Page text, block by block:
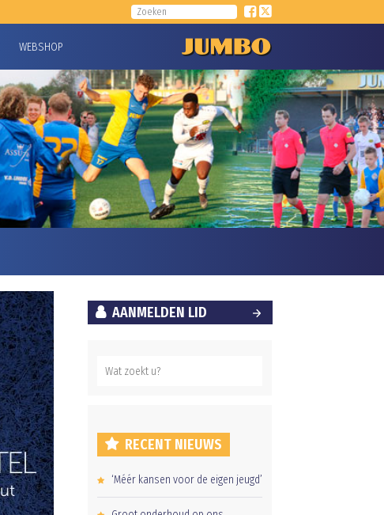
WEBSHOP
AANMELDEN LID
RECENT NIEUWS
‘Méér kansen voor de eigen jeugd’